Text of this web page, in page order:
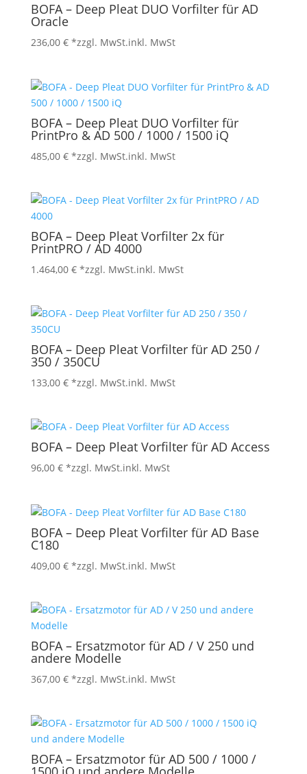
BOFA – Deep Pleat DUO Vorfilter für AD
Oracle
236,00 € *zzgl. MwSt.inkl. MwSt
BOFA – Deep Pleat DUO Vorfilter für
PrintPro & AD 500 / 1000 / 1500 iQ
485,00 € *zzgl. MwSt.inkl. MwSt
BOFA – Deep Pleat Vorfilter 2x für
PrintPRO / AD 4000
1.464,00 € *zzgl. MwSt.inkl. MwSt
BOFA – Deep Pleat Vorfilter für AD 250 /
350 / 350CU
133,00 € *zzgl. MwSt.inkl. MwSt
BOFA – Deep Pleat Vorfilter für AD Access
96,00 € *zzgl. MwSt.inkl. MwSt
BOFA – Deep Pleat Vorfilter für AD Base
C180
409,00 € *zzgl. MwSt.inkl. MwSt
BOFA – Ersatzmotor für AD / V 250 und
andere Modelle
367,00 € *zzgl. MwSt.inkl. MwSt
BOFA – Ersatzmotor für AD 500 / 1000 /